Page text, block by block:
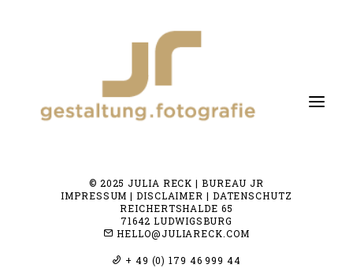
fotografie
© 2025 JULIA RECK | BUREAU JR
IMPRESSUM | DISCLAIMER | DATENSCHUTZ
REICHERTSHALDE 65
71642 LUDWIGSBURG
HELLO@JULIARECK.COM
+ 49 (0) 179 46 999 44